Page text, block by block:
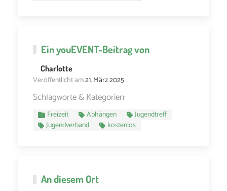
EinyouEVENT-Beitrag von
Charlotte
Veröffentlicht am21. März 2025
Schlagworte & Kategorien:
Freizeit Abhängen
Jugendtreff
Jugendverband
kostenlos
An diesem Ort